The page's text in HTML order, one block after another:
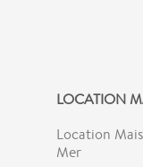
LOCATION
Location
Mer